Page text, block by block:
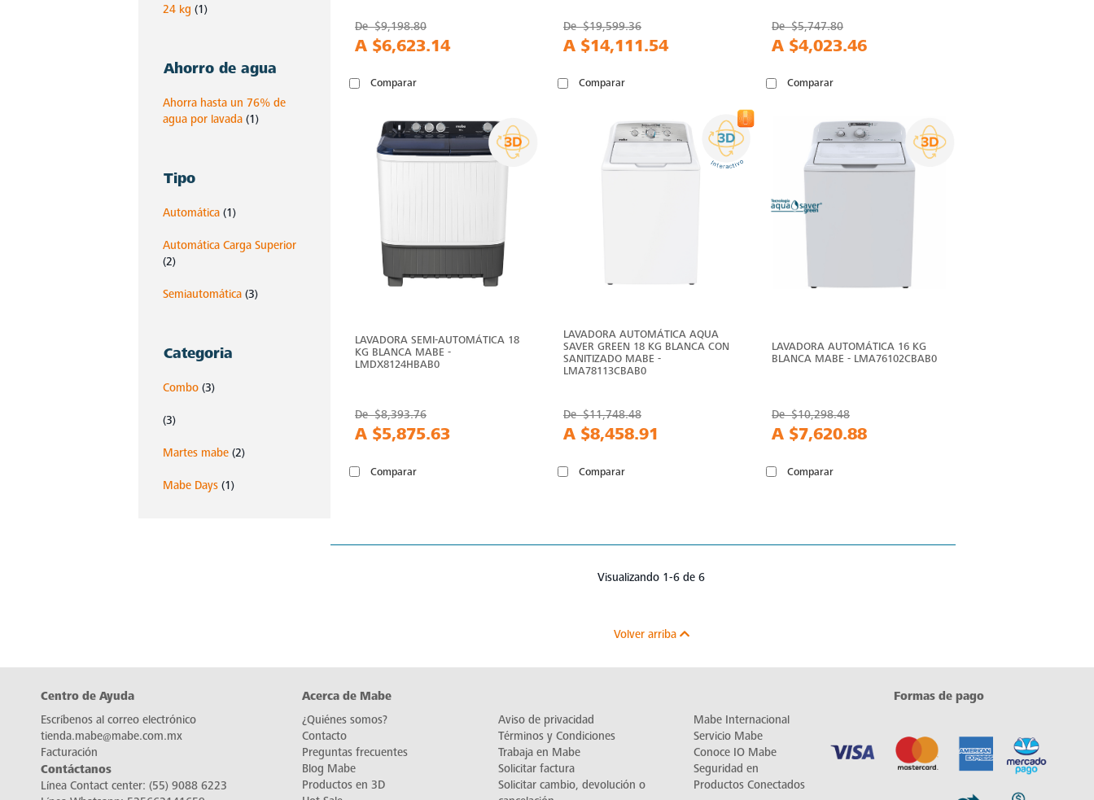
24 kg (1)
Ahorro de agua
Ahorra hasta un 76% de
agua por lavada (1)
Tipo
Automática (1)
Automática Carga Superior
(2)
Semiautomática (3)
Categoria
Combo (3)
(3)
Martes mabe (2)
Mabe Days (1)
De$9,198.80
A $6,623.14
Comparar
De$19,599.36
A $14,111.54
Comparar
De$5,747.80
A $4,023.46
Comparar
LAVADORA SEMI-AUTOMÁTICA 18
KG BLANCA MABE -
LMDX8124HBAB0
De$8,393.76
A $5,875.63
Comparar
LAVADORA AUTOMÁTICA AQUA
SAVER GREEN 18 KG BLANCA CON
SANITIZADO MABE -
LMA78113CBAB0
De$11,748.48
A $8,458.91
Comparar
LAVADORA AUTOMÁTICA 16 KG
BLANCA MABE - LMA76102CBAB0
De$10,298.48
A $7,620.88
Comparar
Visualizando 1-6 de 6
Volver arriba
Centro de Ayuda
Escríbenos al correo electrónico
tienda.mabe@mabe.com.mx
Facturación
Contáctanos
Línea Contact center: (55) 9088 6223
Acerca de Mabe
¿Quiénes somos?
Contacto
Preguntas frecuentes
Blog Mabe
Productos en 3D
Aviso de privacidad
Términos y Condiciones
Trabaja en Mabe
Solicitar factura
Solicitar cambio, devolución o
Mabe Internacional
Servicio Mabe
Conoce IO Mabe
Seguridad en
Productos Conectados
Formas de pago